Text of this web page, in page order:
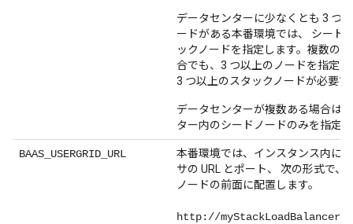
データセンターに少なくとも 3 つ
ードがある本番環境では、 シード
ックノードを指定します。複数の
合でも、3 つ以上のノードを指定
3 つ以上のスタックノードが必要で
データセンターが複数ある場合は
ター内のシードノードのみを指定
BAAS_USERGRID_URL
本番環境では、インスタンス内に
サの URL とポート、 次の形式で、
ノードの前面に配置します。
http://